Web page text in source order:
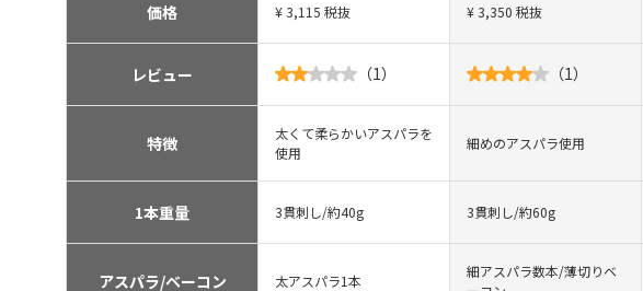
価格 ¥3,115 税抜 ¥3,350 税抜
レビュー （1） （1）
特徴
太くて柔らかいアスパラを
使用
細めのアスパラ使用
1本重量 3貫刺し/約40g 3貫刺し/約60g
アスパラ/ベーコン 太アスパラ1本
細アスパラ数本/薄切りベ